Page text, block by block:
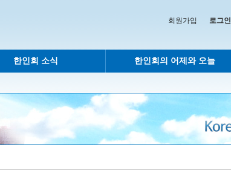
회원가입 로그인
한인회 소식 한인회의 어제와 오늘